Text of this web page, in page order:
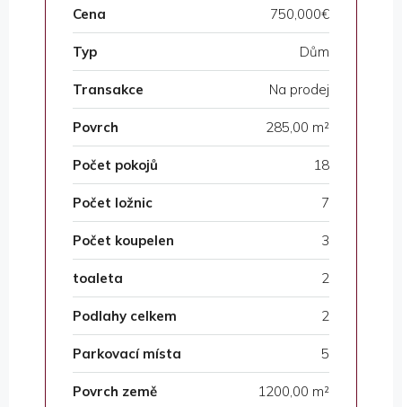
Cena 750,000€
Typ Dům
Transakce Na prodej
Povrch 285,00 m²
Počet pokojů 18
Počet ložnic 7
Počet koupelen 3
toaleta 2
Podlahy celkem 2
Parkovací místa 5
Povrch země 1200,00 m²